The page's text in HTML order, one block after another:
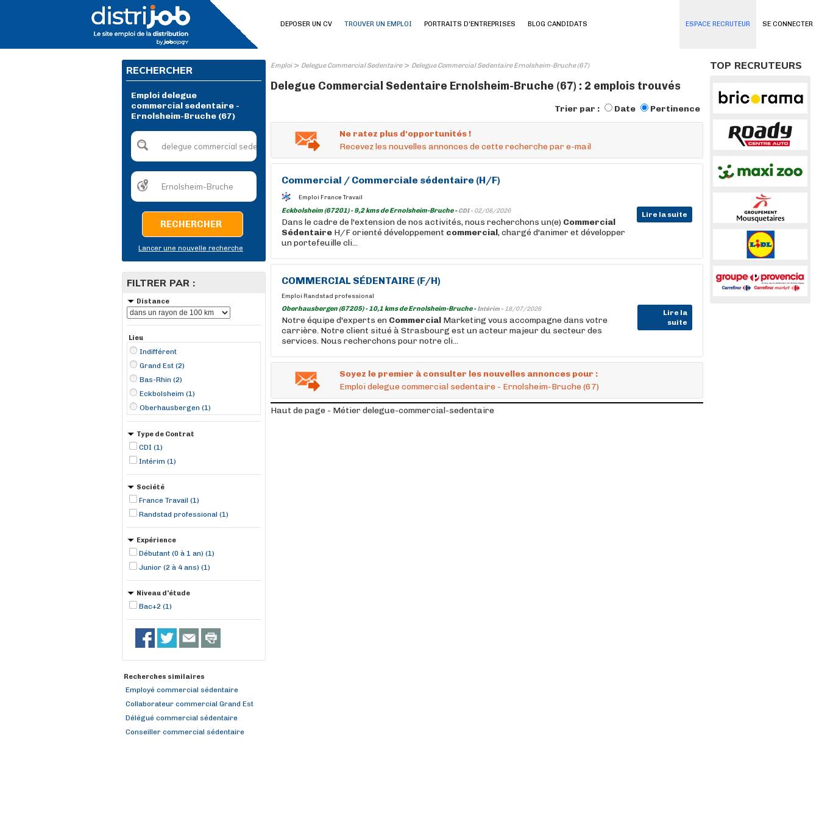
SE CONNECTER
DEPOSER UN CV TROUVER UN EMPLOI PORTRAITS D'ENTREPRISES BLOG CANDIDATS ESPACE RECRUTEUR
RECHERCHER
Emploi delegue
commercial sedentaire -
Ernolsheim-Bruche (67)
RECHERCHER
Lancer une nouvelle recherche
FILTRER PAR :
Distance
Lieu
Indifférent
Grand Est (2)
Bas-Rhin (2)
Eckbolsheim (1)
Oberhausbergen (1)
Type de Contrat
CDI (1)
Intérim (1)
Société
France Travail (1)
Randstad professional (1)
Expérience
Débutant (0 à 1 an) (1)
Junior (2 à 4 ans) (1)
Niveau d'étude
Bac+2 (1)
Recherches similaires
Employé commercial sédentaire
Collaborateur commercial Grand Est
Délégué commercial sédentaire
Conseiller commercial sédentaire
Emploi> Delegue Commercial Sedentaire> Delegue Commercial Sedentaire Ernolsheim-Bruche (67)
Delegue Commercial Sedentaire Ernolsheim-Bruche (67) : 2 emplois trouvés
Trier par : Date Pertinence
Ne ratez plus d'opportunités !
Recevez les nouvelles annonces de cette recherche par e-mail
Commercial / Commerciale sédentaire (H/F)
Emploi France Travail
Eckbolsheim (67201) - 9,2 kms de Ernolsheim-Bruche -CDI - 02/08/2026 Lire la suite
Dans le cadre de l'extension de nos activités, nous recherchons un(e) Commercial
Sédentaire H/F orienté développement commercial, chargé d'animer et développer
un portefeuille cli...
COMMERCIAL SÉDENTAIRE (F/H)
Emploi Randstad professional
Oberhausbergen (67205) - 10,1 kms de Ernolsheim-Bruche -Intérim - 18/07/2026
Lire la
suite
Notre équipe d'experts en Commercial Marketing vous accompagne dans votre
carrière. Notre client situé à Strasbourg est un acteur majeur du secteur des
services. Nous recherchons pour notre cli...
Soyez le premier à consulter les nouvelles annonces pour :
Emploi delegue commercial sedentaire - Ernolsheim-Bruche (67)
Haut de page - Métier delegue-commercial-sedentaire
TOP RECRUTEURS